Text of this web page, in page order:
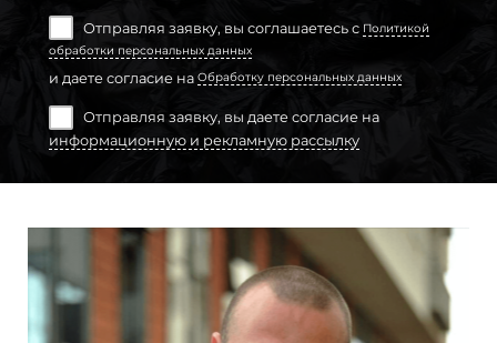
Отправляя заявку, вы соглашаетесь с Политикой
обработки персональных данных
и даете согласие на Обработку персональных данных
Отправляя заявку, вы даете согласие на
информационную и рекламную рассылку